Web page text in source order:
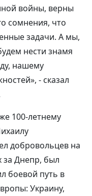
войны, верны
сомнения, что
задачи. А мы,
нести знамя
нашему
- сказал
100-летнему
добровольцев на
за Днепр, был
боевой путь в
Украину,